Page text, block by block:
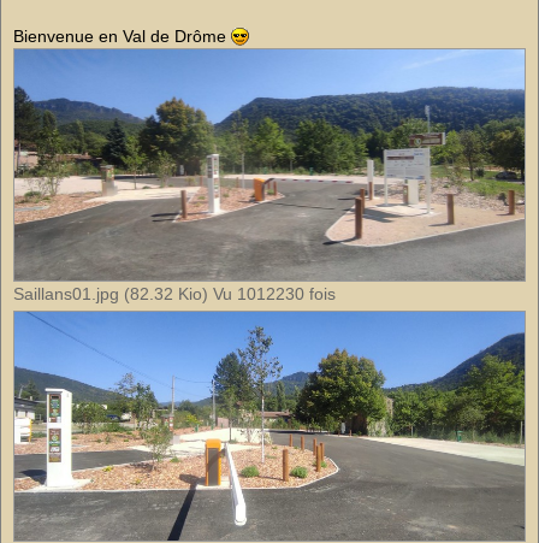
Bienvenue en Val de Drôme
Saillans01.jpg (82.32 Kio) Vu 1012230 fois